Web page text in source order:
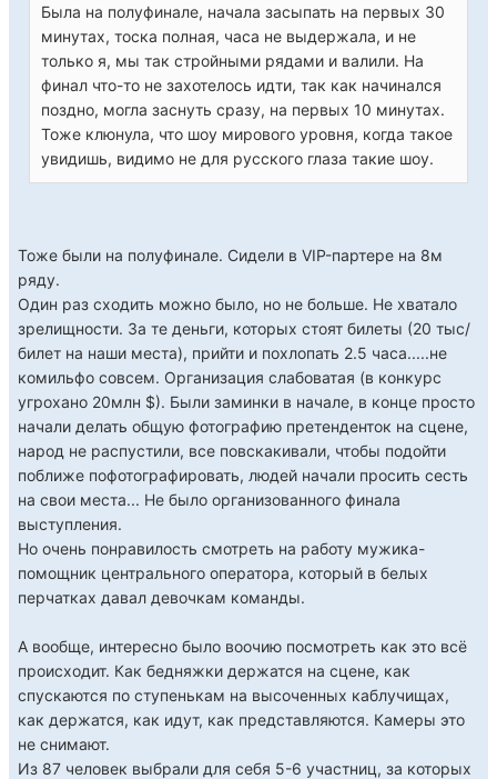
Была на полуфинале, начала засыпать на первых 30
минутах, тоска полная, часа не выдержала, и не
только я, мы так стройными рядами и валили. На
финал что-то не захотелось идти, так как начинался
поздно, могла заснуть сразу, на первых 10 минутах.
Тоже клюнула, что шоу мирового уровня, когда такое
увидишь, видимо не для русского глаза такие шоу.
Тоже были на полуфинале. Сидели в VIP-партере на 8м
ряду.
Один раз сходить можно было, но не больше. Не хватало
зрелищности. За те деньги, которых стоят билеты (20 тыс/
билет на наши места), прийти и похлопать 2.5 часа.....не
комильфо совсем. Организация слабоватая (в конкурс
угрохано 20млн $). Были заминки в начале, в конце просто
начали делать общую фотографию претенденток на сцене,
народ не распустили, все повскакивали, чтобы подойти
поближе пофотографировать, людей начали просить сесть
на свои места... Не было организованного финала
выступления.
Но очень понравилость смотреть на работу мужика-
помощник центрального оператора, который в белых
перчатках давал девочкам команды.
А вообще, интересно было воочию посмотреть как это всё
происходит. Как бедняжки держатся на сцене, как
спускаются по ступенькам на высоченных каблучищах,
как держатся, как идут, как представляются. Камеры это
не снимают.
Из 87 человек выбрали для себя 5-6 участниц, за которых